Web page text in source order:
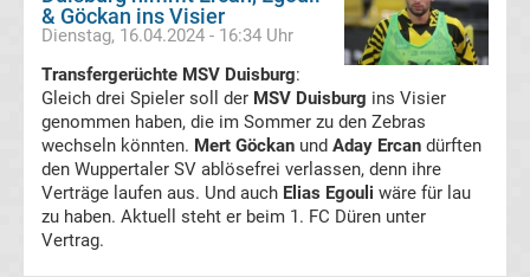
Amateurfußball
Transfergerüchte
Transferticker
-
Meldungen
& Göckan ins Visier
Dienstag, 16.04.2024 - 16:34 Uhr
Transfergerüchte MSV Duisburg:
Gleich drei Spieler soll der MSV Duisburg ins Visier
genommen haben, die im Sommer zu den Zebras
wechseln könnten. Mert Göckan und Aday Ercan dürften
den Wuppertaler SV ablösefrei verlassen, denn ihre
Verträge laufen aus. Und auch Elias Egouli wäre für lau
zu haben. Aktuell steht er beim 1. FC Düren unter
Vertrag.